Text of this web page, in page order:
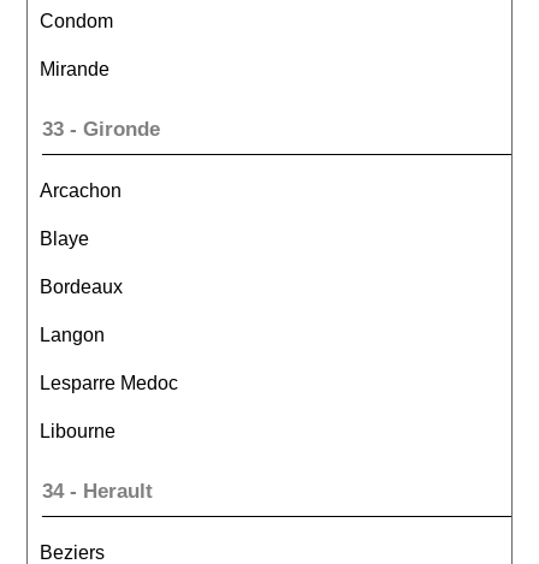
Condom
Mirande
33 - Gironde
Arcachon
Blaye
Bordeaux
Langon
Lesparre Medoc
Libourne
34 - Herault
Beziers